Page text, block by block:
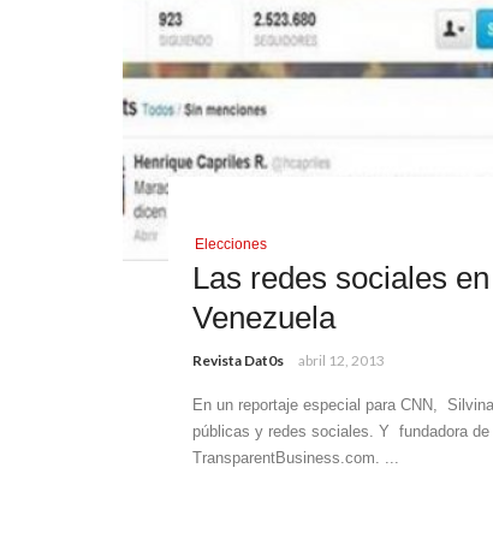
Elecciones
Las redes sociales
Venezuela
Revista Dat0s abril 12, 2013
En un reportaje especial para CNN,
públicas y redes sociales. Y fundadora
TransparentBusiness.com. ...